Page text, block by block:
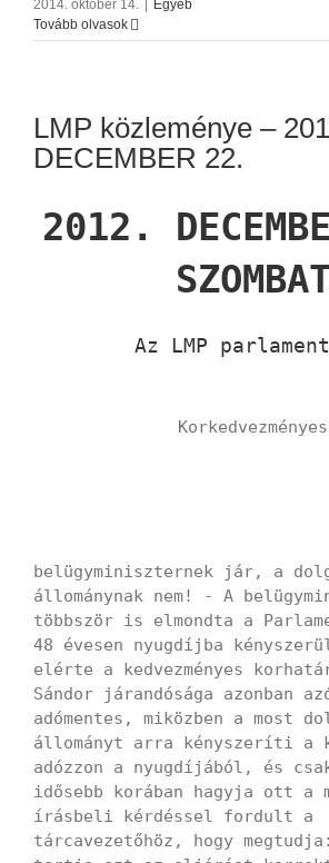
2014. október 14.
Egyéb
Tovább olvasok
LMP közleménye –
DECEMBER 22.
2012.
Az LMP
belügyminiszternek jár, a
állománynak nem! - A
többször is elmondta a
48 évesen nyugdíjba
elérte a kedvezményes
Sándor járandósága azonban
adómentes, miközben a most
állományt arra kényszeríti a
adózzon a nyugdíjából, és
idősebb korában hagyja ott a
írásbeli kérdéssel fordult a
tárcavezetőhöz, hogy